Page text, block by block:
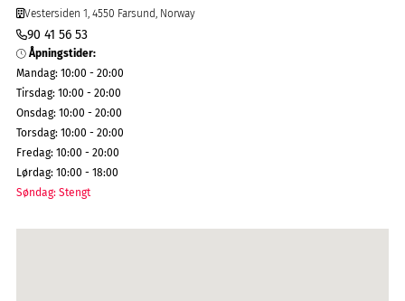
Vestersiden 1, 4550 Farsund, Norway
90 41 56 53
Åpningstider:
Mandag: 10:00 - 20:00
Tirsdag: 10:00 - 20:00
Onsdag: 10:00 - 20:00
Torsdag: 10:00 - 20:00
Fredag: 10:00 - 20:00
Lørdag: 10:00 - 18:00
Søndag: Stengt